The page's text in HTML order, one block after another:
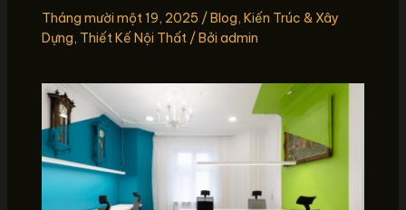
Tháng mười một 19, 2025 /Blog, Kiến Trúc & Xây
Dựng, Thiết Kế Nội Thất/ Bởi admin